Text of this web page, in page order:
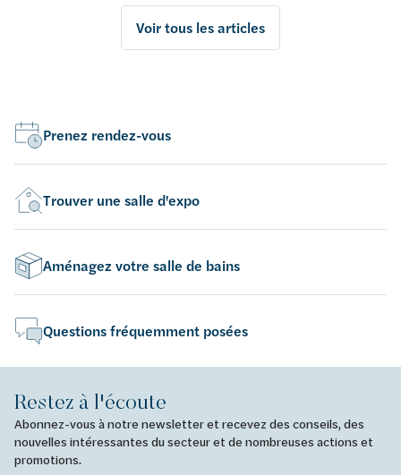
Voir tous les articles
Prenez rendez-vous
Trouver une salle d'expo
Aménagez votre salle de bains
Questions fréquemment posées
Restez à l'écoute
Abonnez-vous à notre newsletter et recevez des conseils, des
nouvelles intéressantes du secteur et de nombreuses actions et
promotions.